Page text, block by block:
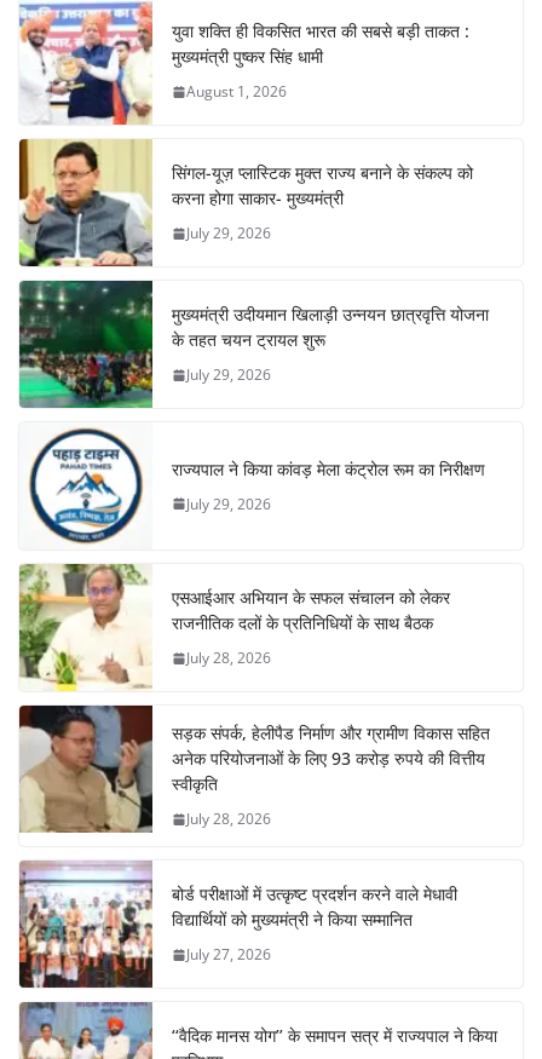
युवा शक्ति ही विकसित भारत की सबसे बड़ी ताकत :
मुख्यमंत्री पुष्कर सिंह धामी
August 1, 2026
सिंगल-यूज़ प्लास्टिक मुक्त राज्य बनाने के संकल्प को
करना होगा साकार- मुख्यमंत्री
July 29, 2026
मुख्यमंत्री उदीयमान खिलाड़ी उन्नयन छात्रवृत्ति योजना
के तहत चयन ट्रायल शुरू
July 29, 2026
राज्यपाल ने किया कांवड़ मेला कंट्रोल रूम का निरीक्षण
July 29, 2026
एसआईआर अभियान के सफल संचालन को लेकर
राजनीतिक दलों के प्रतिनिधियों के साथ बैठक
July 28, 2026
सड़क संपर्क, हेलीपैड निर्माण और ग्रामीण विकास सहित
अनेक परियोजनाओं के लिए 93 करोड़ रुपये की वित्तीय
स्वीकृति
July 28, 2026
बोर्ड परीक्षाओं में उत्कृष्ट प्रदर्शन करने वाले मेधावी
विद्यार्थियों को मुख्यमंत्री ने किया सम्मानित
July 27, 2026
‘‘वैदिक मानस योग’’ के समापन सत्र में राज्यपाल ने किया